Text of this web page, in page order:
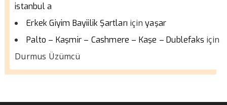
istanbul a
Erkek Giyim Bayiilik Şartları içinyaşar
Palto – Kaşmir – Cashmere – Kaşe – Dublefaks için
Durmus Üzümcü